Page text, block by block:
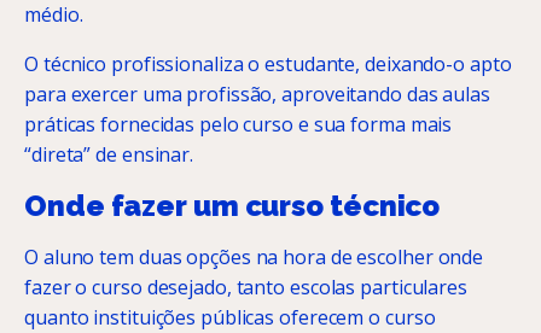
médio.
O técnico profissionaliza o estudante, deixando-o apto
para exercer uma profissão, aproveitando das aulas
práticas fornecidas pelo curso e sua forma mais
“direta” de ensinar.
Onde fazer um curso técnico
O aluno tem duas opções na hora de escolher onde
fazer o curso desejado, tanto escolas particulares
quanto instituições públicas oferecem o curso